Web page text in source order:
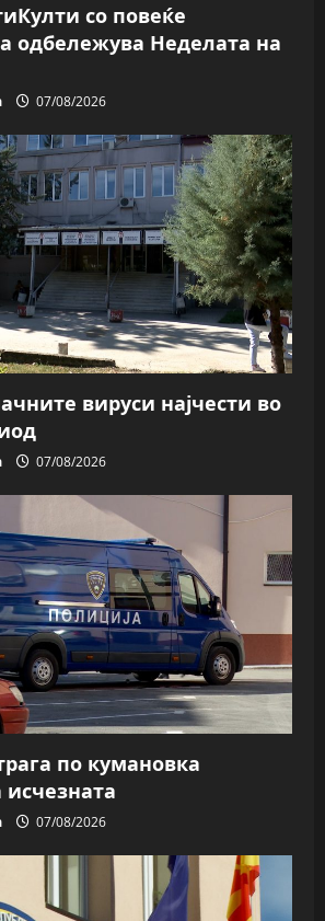
со повеќе
одбележува Неделата на
07/08/2026
вируси најчести во
07/08/2026
пo кумановка
исчезната
07/08/2026